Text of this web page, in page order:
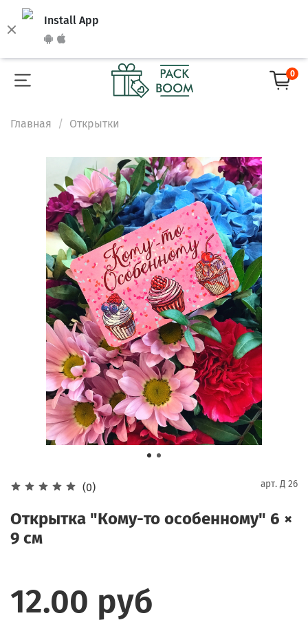
Install App
0
Главная Открытки
(0) арт. Д 26
Открытка "Кому-то особенному" 6 ×
9 см
12.00 руб